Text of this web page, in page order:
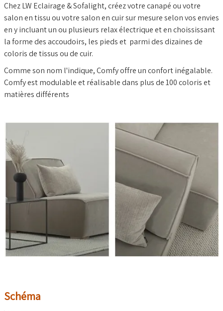
Chez LW Eclairage & Sofalight, créez votre canapé ou votre
salon en tissu ou votre salon en cuir sur mesure selon vos envies
en y incluant un ou plusieurs relax électrique et en choississant
la forme des accoudoirs, les pieds et parmi des dizaines de
coloris de tissus ou de cuir.
Comme son nom l'indique, Comfy offre un confort inégalable.
Comfy est modulable et réalisable dans plus de 100 coloris et
matières différents
Schéma